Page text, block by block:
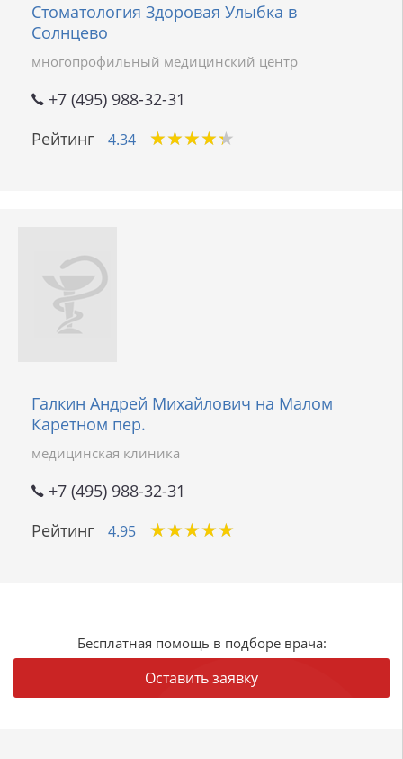
Стоматология Здоровая Улыбка в
Солнцево
многопрофильный медицинский центр
+7 (495) 988-32-31
Рейтинг
4.34 ★★★★★
★★★★★
Галкин Андрей Михайлович на Малом
Каретном пер.
медицинская клиника
+7 (495) 988-32-31
Рейтинг
4.95 ★★★★★
★★★★★
Бесплатная помощь в подборе врача:
Оставить заявку